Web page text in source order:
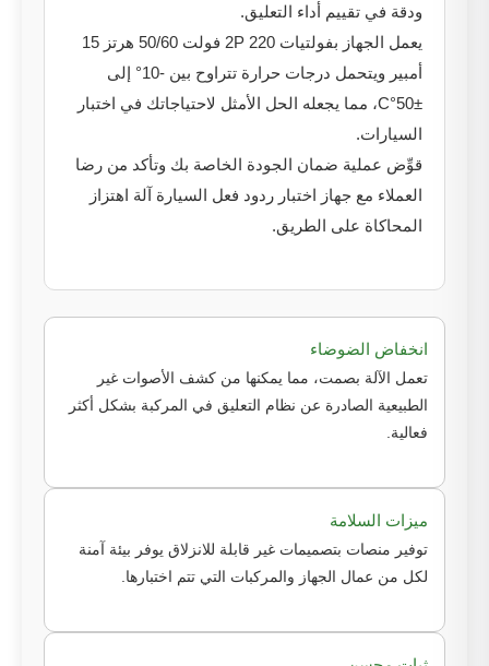
ودقة في تقييم أداء التعليق.
يعمل الجهاز بفولتيات 2P 220 فولت 50/60 هرتز 15
أمبير ويتحمل درجات حرارة تتراوح بين -10° إلى
±50°C، مما يجعله الحل الأمثل لاحتياجاتك في اختبار
السيارات.
قوِّض عملية ضمان الجودة الخاصة بك وتأكد من رضا
العملاء مع جهاز اختبار ردود فعل السيارة آلة اهتزاز
المحاكاة على الطريق.
انخفاض الضوضاء
تعمل الآلة بصمت، مما يمكنها من كشف الأصوات غير
الطبيعية الصادرة عن نظام التعليق في المركبة بشكل أكثر
فعالية.
ميزات السلامة
توفير منصات بتصميمات غير قابلة للانزلاق يوفر بيئة آمنة
لكل من عمال الجهاز والمركبات التي تتم اختبارها.